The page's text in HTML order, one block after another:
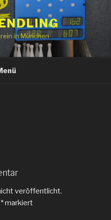
in München
veröffentlicht.
*markiert